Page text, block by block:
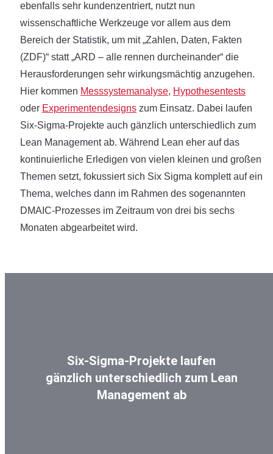
ebenfalls sehr kundenzentriert, nutzt nun
wissenschaftliche Werkzeuge vor allem aus dem
Bereich der Statistik, um mit „Zahlen, Daten, Fakten
(ZDF)“ statt „ARD – alle rennen durcheinander“ die
Herausforderungen sehr wirkungsmächtig anzugehen.
Hier kommen Messsystemanalyse, Hypothesentests
oder Experimentendesigns zum Einsatz. Dabei laufen
Six-Sigma-Projekte auch gänzlich unterschiedlich zum
Lean Management ab. Während Lean eher auf das
kontinuierliche Erledigen von vielen kleinen und großen
Themen setzt, fokussiert sich Six Sigma komplett auf ein
Thema, welches dann im Rahmen des sogenannten
DMAIC-Prozesses im Zeitraum von drei bis sechs
Monaten abgearbeitet wird.
Six-Sigma-Projekte laufen
gänzlich unterschiedlich zum Lean
Management ab